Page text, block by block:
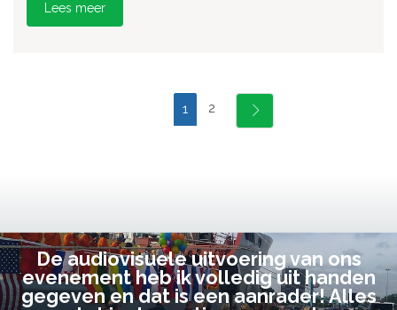
Lees meer
1 2
De audiovisuele uitvoering van ons
evenement heb ik volledig uit handen
gegeven en dat is een aanrader! Alles